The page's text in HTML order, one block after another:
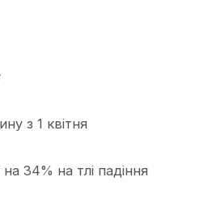
з 1 квітня
34% на тлі падіння